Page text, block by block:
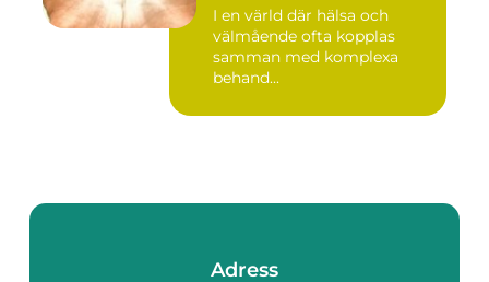
I en värld där hälsa och
välmående ofta kopplas
samman med komplexa
behand...
Adress